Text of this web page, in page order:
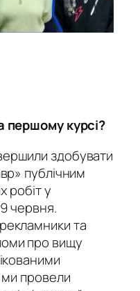
першому курсі?
здобувати
публічним
робіт у
червня.
та
про вищу
ми провели